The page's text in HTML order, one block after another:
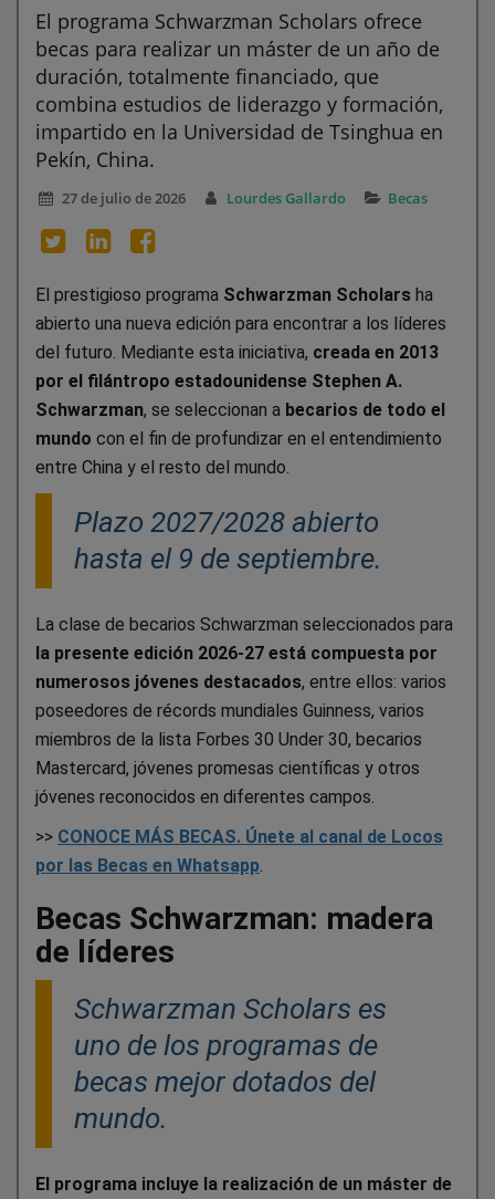
El programa Schwarzman Scholars ofrece
becas para realizar un máster de un año de
duración, totalmente financiado, que
combina estudios de liderazgo y formación,
impartido en la Universidad de Tsinghua en
Pekín, China.
27 de julio de 2026 Lourdes Gallardo Becas
El prestigioso programa Schwarzman Scholars ha
abierto una nueva edición para encontrar a los líderes
del futuro. Mediante esta iniciativa, creada en 2013
por el filántropo estadounidense Stephen A.
Schwarzman, se seleccionan a becarios de todo el
mundo con el fin de profundizar en el entendimiento
entre China y el resto del mundo.
Plazo 2027/2028 abierto
hasta el 9 de septiembre.
La clase de becarios Schwarzman seleccionados para
la presente edición 2026-27 está compuesta por
numerosos jóvenes destacados, entre ellos: varios
poseedores de récords mundiales Guinness, varios
miembros de la lista Forbes 30 Under 30, becarios
Mastercard, jóvenes promesas científicas y otros
jóvenes reconocidos en diferentes campos.
>> CONOCE MÁS BECAS. Únete al canal de Locos
por las Becas en Whatsapp.
Becas Schwarzman: madera
de líderes
Schwarzman Scholars es
uno de los programas de
becas mejor dotados del
mundo.
El programa incluye la realización de un máster de